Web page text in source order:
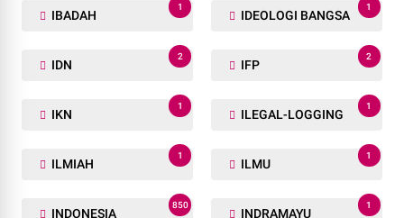
IBADAH
1
IDEOLOGI BANGSA
1
IDN
2
IFP
2
IKN
1
ILEGAL-LOGGING
1
ILMIAH
1
ILMU
1
INDONESIA
850
INDRAMAYU
1